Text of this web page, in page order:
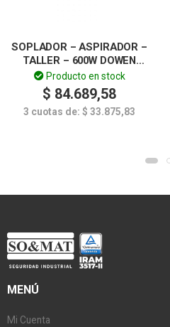
SOPLADOR – ASPIRADOR –
TALLER – 600W DOWEN
PAGIO
Producto en stock
$ 84.689,58
3 cuotas de: $ 33.875,83
MENÚ
Mi Cuenta